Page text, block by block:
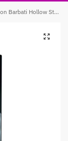
Hollow StrapOn Black